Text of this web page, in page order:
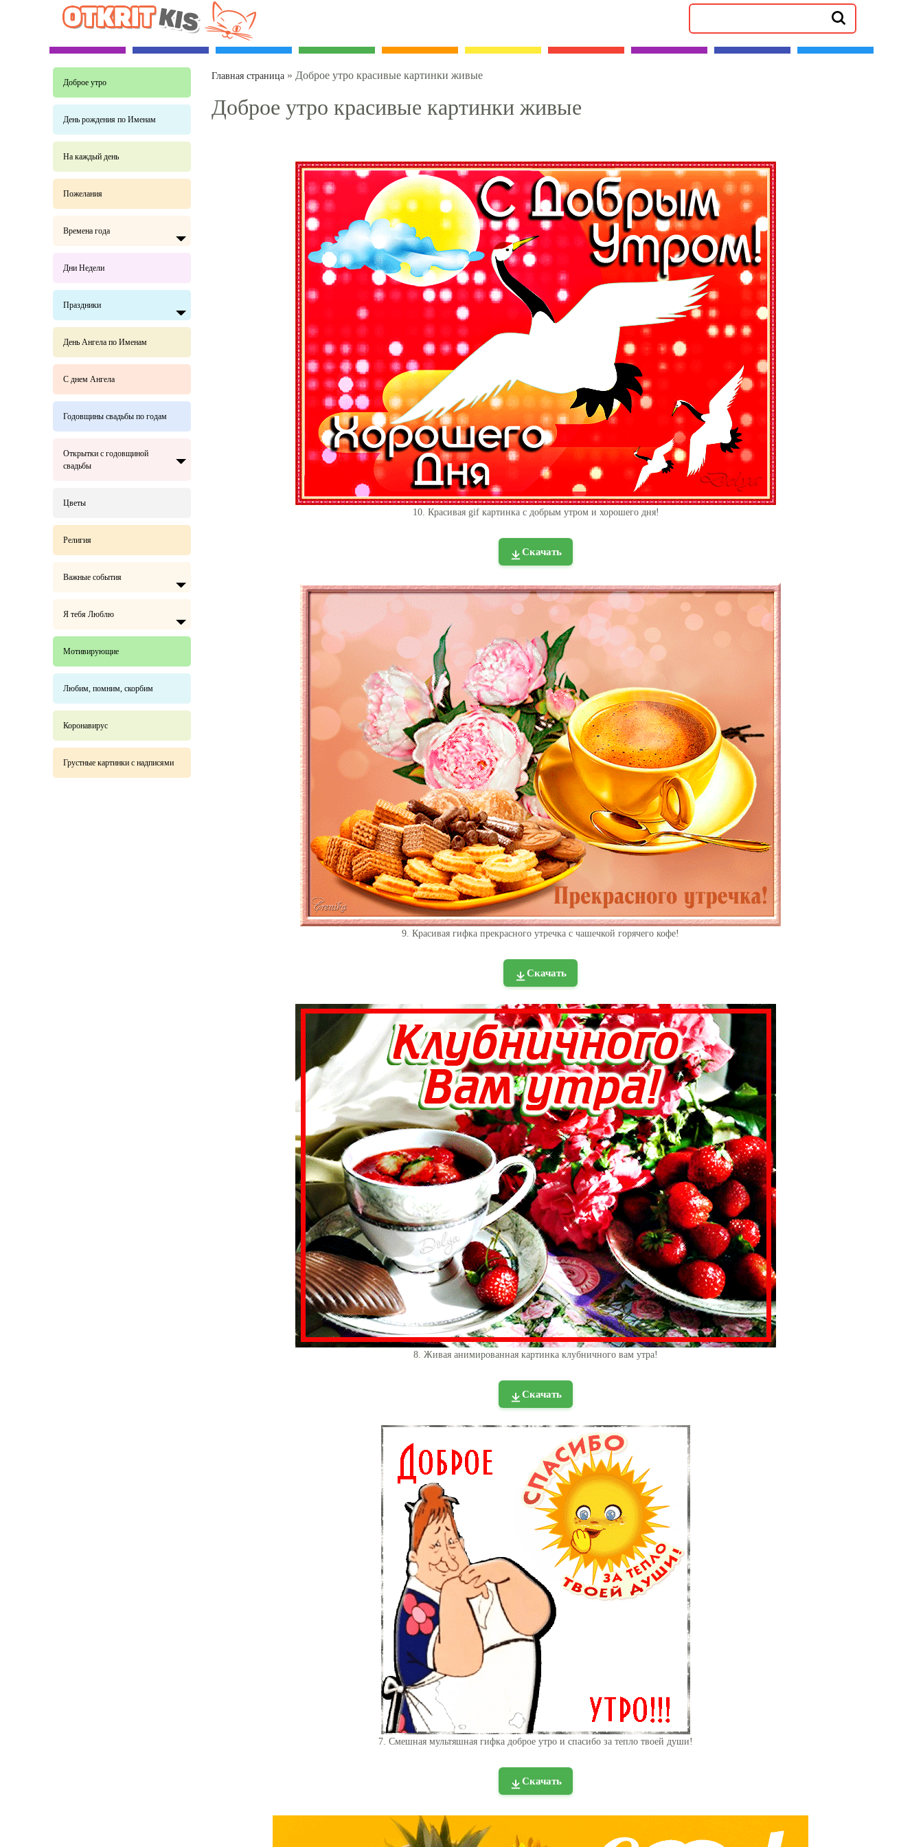
Доброе утро
День рождения по Именам
На каждый день
Пожелания
Времена года
Дни Недели
Праздники
День Ангела по Именам
С днем Ангела
Годовщины свадьбы по годам
Открытки с годовщиной
свадьбы
Цветы
Религия
Важные события
Я тебя Люблю
Мотивирующие
Любим, помним, скорбим
Коронавирус
Грустные картинки с надписями
Главная страница » Доброе утро красивые картинки живые
Доброе утро красивые картинки живые
10. Красивая gif картинка с добрым утром и хорошего дня!
Скачать
9. Красивая гифка прекрасного утречка с чашечкой горячего кофе!
Скачать
8. Живая анимированная картинка клубничного вам утра!
Скачать
7. Смешная мультяшная гифка доброе утро и спасибо за тепло твоей души!
Скачать